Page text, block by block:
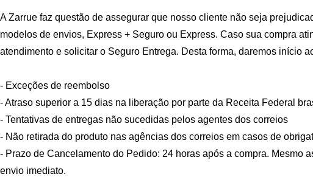
A Zarrue faz questão de assegurar que nosso cliente não seja
modelos de envios, Express + Seguro ou Express. Caso sua compra
atendimento e solicitar o Seguro Entrega. Desta forma, daremos início
- Exceções de reembolso
- Atraso superior a 15 dias na liberação por parte da Receita Federal
- Tentativas de entregas não sucedidas pelos agentes dos correios
- Não retirada do produto nas agências dos correios em casos de
- Prazo de Cancelamento do Pedido: 24 horas após a compra. Mesmo
envio imediato.